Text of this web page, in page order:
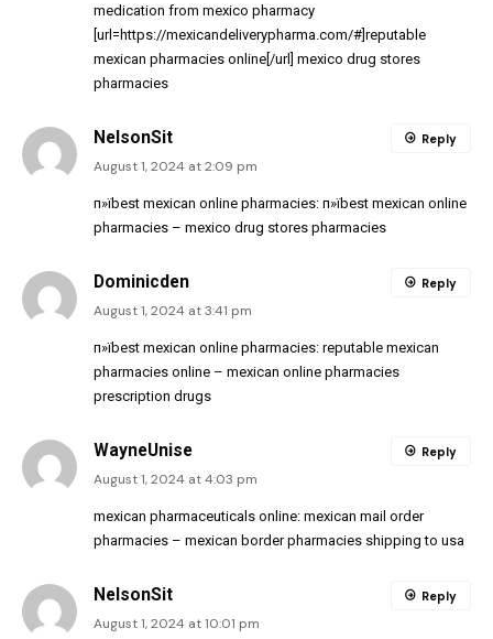
medication from mexico pharmacy
[url=https://mexicandeliverypharma.com/#]reputable
mexican pharmacies online[/url] mexico drug stores
pharmacies
NelsonSit
August 1, 2024 at 2:09 pm
п»їbest mexican online pharmacies: п»їbest mexican online
pharmacies – mexico drug stores pharmacies
Reply
Dominicden
August 1, 2024 at 3:41 pm
п»їbest mexican online pharmacies: reputable mexican
pharmacies online – mexican online pharmacies
prescription drugs
Reply
WayneUnise
August 1, 2024 at 4:03 pm
mexican pharmaceuticals online: mexican mail order
pharmacies – mexican border pharmacies shipping to usa
Reply
NelsonSit
August 1, 2024 at 10:01 pm
Reply